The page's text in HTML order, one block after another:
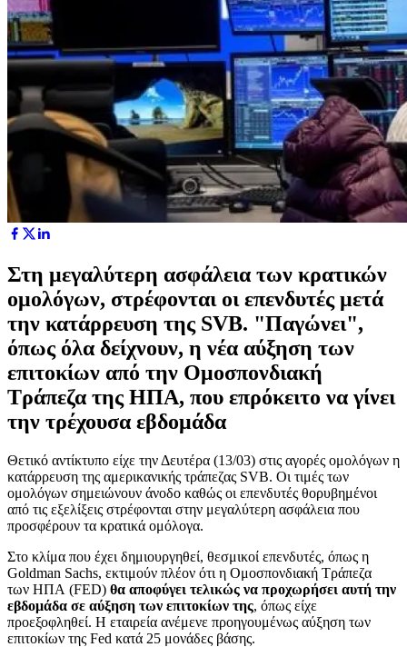
Στη μεγαλύτερη ασφάλεια των κρατικών
ομολόγων, στρέφονται οι επενδυτές μετά
την κατάρρευση της SVB. "Παγώνει",
όπως όλα δείχνουν, η νέα αύξηση των
επιτοκίων από την Ομοσπονδιακή
Τράπεζα της ΗΠΑ, που επρόκειτο να γίνει
την τρέχουσα εβδομάδα
Θετικό αντίκτυπο είχε την Δευτέρα (13/03) στις αγορές ομολόγων η
κατάρρευση της αμερικανικής τράπεζας SVB. Οι τιμές των
ομολόγων σημειώνουν άνοδο καθώς οι επενδυτές θορυβημένοι
από τις εξελίξεις στρέφονται στην μεγαλύτερη ασφάλεια που
προσφέρουν τα κρατικά ομόλογα.
Στο κλίμα που έχει δημιουργηθεί, θεσμικοί επενδυτές, όπως η
Goldman Sachs, εκτιμούν πλέον ότι η Ομοσπονδιακή Τράπεζα
των ΗΠΑ (FED) θα αποφύγει τελικώς να προχωρήσει αυτή την
εβδομάδα σε αύξηση των επιτοκίων της, όπως είχε
προεξοφληθεί. Η εταιρεία ανέμενε προηγουμένως αύξηση των
επιτοκίων της Fed κατά 25 μονάδες βάσης.